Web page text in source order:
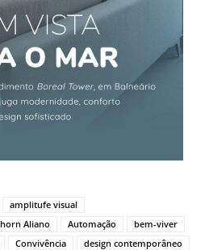
amplitufe visual
Aliano
Automação
bem-viver
Convivência
design contemporâneo